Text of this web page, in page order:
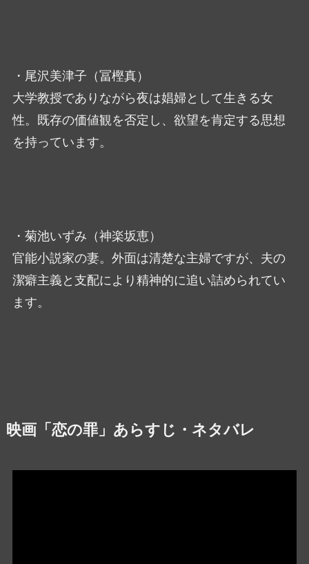
・尾沢美津子（冨樫真）
大学教授でありながら夜は娼婦として生きる女
性。既存の価値観を否定し、欲望を肯定する思想
を持っています。
・菊池いずみ（神楽坂恵）
官能小説家の妻。外面は清楚な主婦ですが、夫の
潔癖主義と支配により精神的に追い詰められてい
ます。
映画「恋の罪」あらすじ・ネタバレ